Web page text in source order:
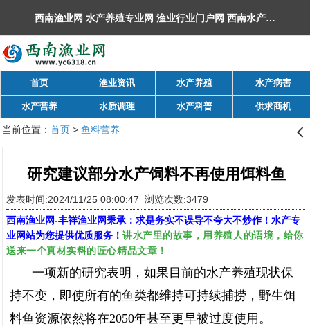
西南渔业网 水产养殖专业网 渔业行业门户网 ​西南水产网 丰祥渔业网 永川水花网，欢迎光临！
首页 渔业资讯 水产养殖 水产病害
水产营养 水质调理 水产科普 供求商机
当前位置： 首页> 鱼料营养 󰊒
研究建议部分水产饲料不再使用饵料鱼
发表时间:2024/11/25 08:00:47 浏览次数:3479
西南渔业网-丰祥渔业网秉承：求是务实不误导不夸大不炒作！水产专
业网站为您提供优质服务！ 讲水产里的故事，用养殖人的语境，给你
送来一个真材实料的匠心精品文章！
一项新的研究表明，如果目前的水产养殖现状保
持不变，即使所有的鱼类都维持可持续捕捞，野生饵
料鱼资源依然将在2050年甚至更早被过度使用。